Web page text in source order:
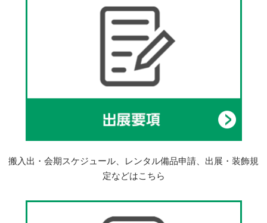
搬入出・会期スケジュール、レンタル備品申請、出展・装飾規
定などはこちら